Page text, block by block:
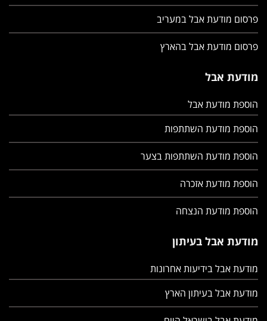
פרסום מודעת אבל במעריב
פרסום מודעת אבל בהארץ
מודעת אבל
הוספת מודעת אבל
הוספת מודעת השתתפות
הוספת מודעת השתתפות בצער
הוספת מודעת אזכרה
הוספת מודעת הנצחה
מודעת אבל בעיתון
מודעת אבל בידיעות אחרונות
מודעת אבל בעיתון הארץ